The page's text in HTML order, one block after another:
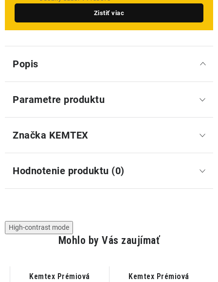
Zistiť viac
Popis
Parametre produktu
Značka KEMTEX
Hodnotenie produktu (0)
High-contrast mode
Mohlo by Vás zaujímať
Kemtex Prémiová
Kemtex Prémiová